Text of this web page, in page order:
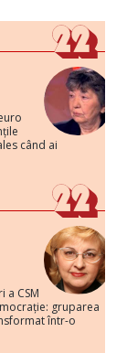
când ai
a CSM
gruparea
într-o